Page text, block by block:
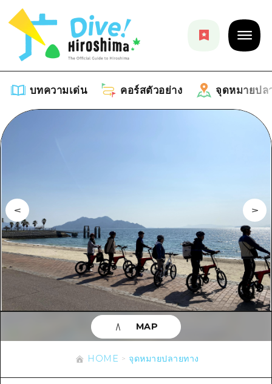
บทความเด่น คอร์สตัวอย่าง จุดหมายปล
ศิลปะ
งานอีเว้นท์ / เทศกาล
อาหารรสเลิศ / สุรา
การปั่นจักรยาน
ช้อปปิ้ง
กีฬา
สถานบันเทิงยามค่ำคืน
คู่มือ Dive! Hiroshima
ฮิโรชิม่า โมชิ โมชิ ทราเวล
บริเวณรอบเมืองฮิโรชิม่า
อากิ
บิงโก
รายการ
บริเวณรอบเมืองฮิโรชิม่า
อากิ
บิงโก
บิโฮคุ
เกโฮคุ
อีเว้นท์
ข้อมูลตามฤดูกาล
ข้อมูลที่เป็นประโยชน์
รายการ
เข้าถึงเข้าถึง
HOME จุดหมายปลายทาง
MAP